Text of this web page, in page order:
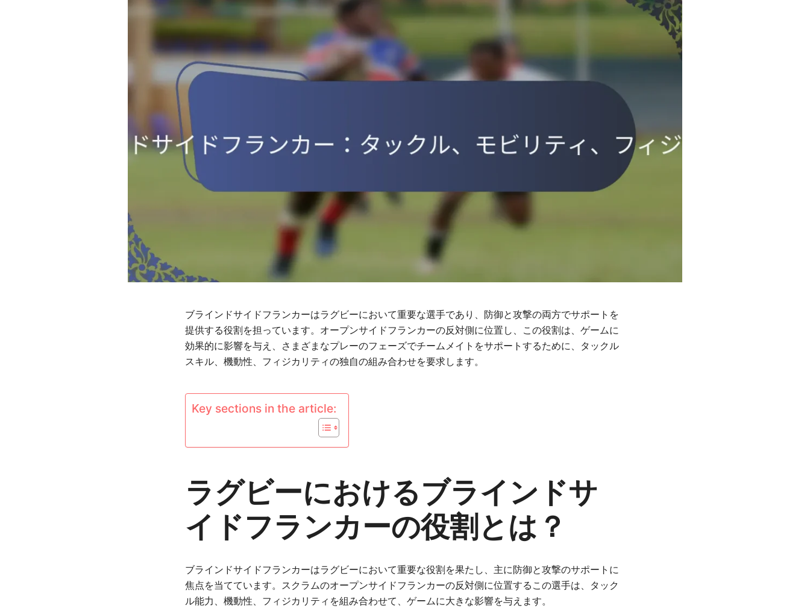
ブラインドサイドフランカーはラグビーにおいて重要な選手であり、防御と攻撃の両方でサポートを
提供する役割を担っています。オープンサイドフランカーの反対側に位置し、この役割は、ゲームに
効果的に影響を与え、さまざまなプレーのフェーズでチームメイトをサポートするために、タックル
スキル、機動性、フィジカリティの独自の組み合わせを要求します。
Key sections in the article:
ラグビーにおけるブラインドサ
イドフランカーの役割とは？
ブラインドサイドフランカーはラグビーにおいて重要な役割を果たし、主に防御と攻撃のサポートに
焦点を当てています。スクラムのオープンサイドフランカーの反対側に位置するこの選手は、タック
ル能力、機動性、フィジカリティを組み合わせて、ゲームに大きな影響を与えます。